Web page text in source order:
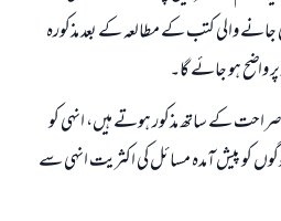
جانے والی کتب کے مطالعہ کے بعد مذکورہ
واضح ہو جائے گا۔
صراحت کے ساتھ مذکور ہوتے ہیں، انہی کو
کو پیش آمدہ مسائل کی اکثریت انہی سے